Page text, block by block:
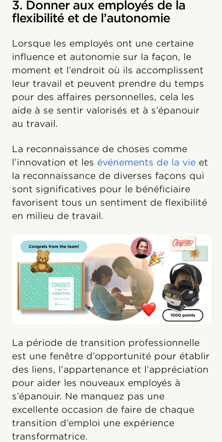
3. Donner aux employés de la
flexibilité et de l’autonomie
Lorsque les employés ont une certaine
influence et autonomie sur la façon, le
moment et l’endroit où ils accomplissent
leur travail et peuvent prendre du temps
pour des affaires personnelles, cela les
aide à se sentir valorisés et à s’épanouir
au travail.
La reconnaissance de choses comme
l’innovation et les événements de la vie et
la reconnaissance de diverses façons qui
sont significatives pour le bénéficiaire
favorisent tous un sentiment de flexibilité
en milieu de travail.
La période de transition professionnelle
est une fenêtre d’opportunité pour établir
des liens, l’appartenance et l’appréciation
pour aider les nouveaux employés à
s’épanouir. Ne manquez pas une
excellente occasion de faire de chaque
transition d’emploi une expérience
transformatrice.